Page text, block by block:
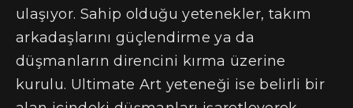
ulaşıyor. Sahip olduğu yetenekler, takım
arkadaşlarını güçlendirme ya da
düşmanların direncini kırma üzerine
kurulu. Ultimate Art yeteneği ise belirli bir